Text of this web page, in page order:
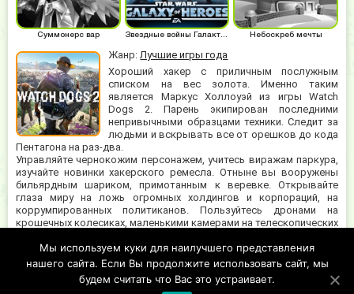
Жанр:Лучшие игры года
Хороший хакер с приличным послужным
списком на вес золота. Именно таким
является Маркус Холлоуэй из игры Watch
Dogs 2. Парень экипирован последними
непривычными образцами техники. Следит за
людьми и вскрывать все от орешков до кода
Пентагона на раз-два.
Управляйте чернокожим персонажем, учитесь виражам паркура,
изучайте новинки хакерского ремесла. Отныне вы вооружены
бильярдным шариком, примотанным к веревке. Открывайте
глаза миру на ложь огромных холдингов и корпораций, на
коррумпированных политиканов. Пользуйтесь дронами на
крошечных колесиках, маленькими камерами на телескопических
территорию куда легче. Играя на ПК, вы получите возможность
взламывать даже людей, не только автомобили и электронные
Суммонерс вар Звездные войны Галактика героев Небоскреб мечты
Мы используем куки для наилучшего представления
нашего сайта. Если Вы продолжите использовать сайт, мы
будем считать что Вас это устраивает.